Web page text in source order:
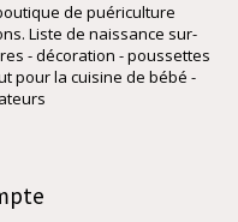
de puériculture
Liste de naissance sur-
- décoration - poussettes
pour la cuisine de bébé -